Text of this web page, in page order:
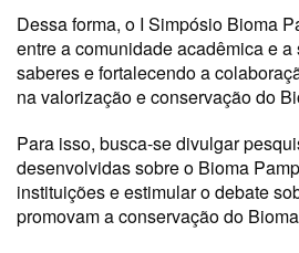
Dessa forma, o I Simpósio Bioma
entre a comunidade acadêmica e
saberes e fortalecendo a
na valorização e conservação do
Para isso, busca-se divulgar
desenvolvidas sobre o Bioma
instituições e estimular o debate
promovam a conservação do